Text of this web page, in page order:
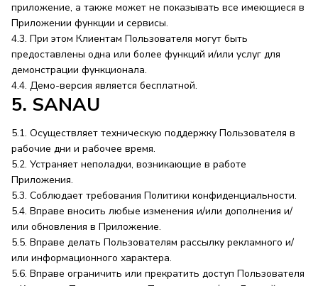
приложение, а также может не показывать все имеющиеся в
Приложении функции и сервисы.
4.3. При этом Клиентам Пользователя могут быть
предоставлены одна или более функций и/или услуг для
демонстрации функционала.
4.4. Демо-версия является бесплатной.
5. SANAU
5.1. Осуществляет техническую поддержку Пользователя в
рабочие дни и рабочее время.
5.2. Устраняет неполадки, возникающие в работе
Приложения.
5.3. Соблюдает требования Политики конфиденциальности.
5.4. Вправе вносить любые изменения и/или дополнения и/
или обновления в Приложение.
5.5. Вправе делать Пользователям рассылку рекламного и/
или информационного характера.
5.6. Вправе ограничить или прекратить доступ Пользователя